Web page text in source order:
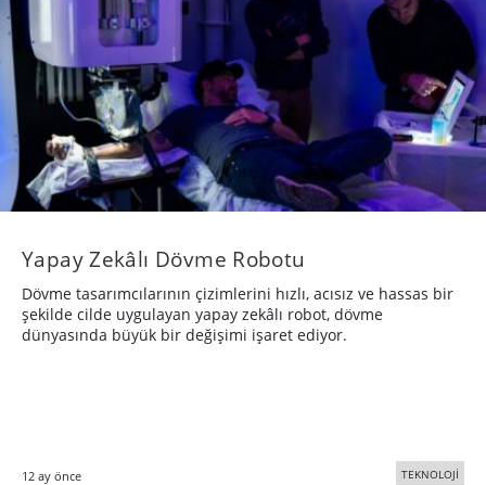
Yapay Zekâlı Dövme Robotu
Dövme tasarımcılarının çizimlerini hızlı, acısız ve hassas bir
şekilde cilde uygulayan yapay zekâlı robot, dövme
dünyasında büyük bir değişimi işaret ediyor.
12 ay önce TEKNOLOJİ